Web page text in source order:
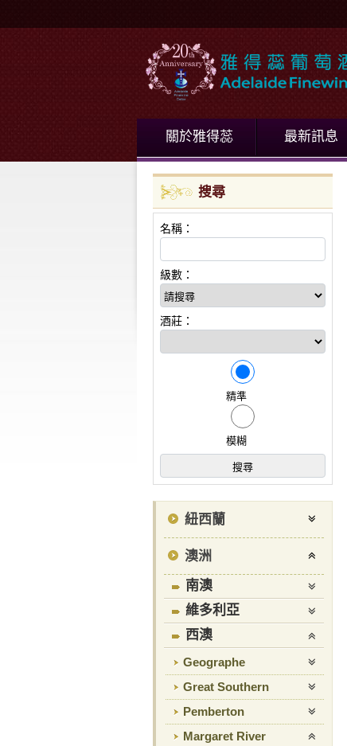
關於雅得蕊 最新訊息
搜尋
名稱：
級數：
酒莊：
精準
模糊
紐西蘭
澳洲
南澳
維多利亞
西澳
Geographe
Great Southern
Pemberton
Margaret River